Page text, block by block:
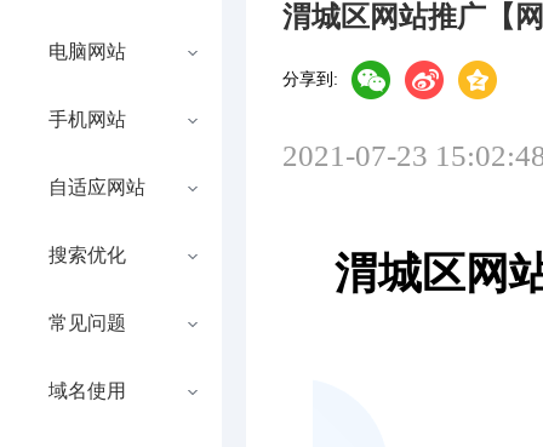
电脑网站
手机网站
自适应网站
搜索优化
常见问题
域名使用
渭城区网站推广【
分享到:
2021-07-23
渭城区网